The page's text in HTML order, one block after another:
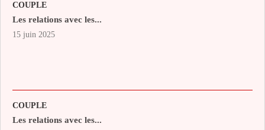
COUPLE
Les relations avec les...
15 juin 2025
COUPLE
Les relations avec les...